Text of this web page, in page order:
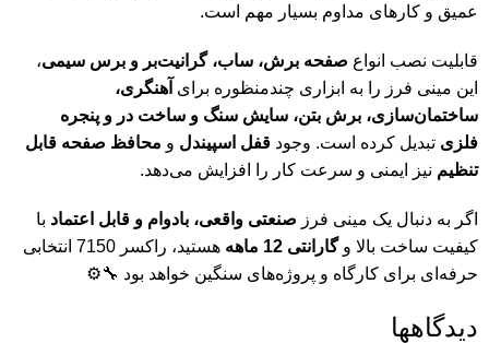
عمیق و کارهای مداوم بسیار مهم است.
قابلیت نصب انواع صفحه برش، ساب، گرانیت‌بر و برس سیمی،
این مینی فرز را به ابزاری چندمنظوره برای آهنگری،
ساختمان‌سازی، برش بتن، سایش سنگ و ساخت در و پنجره
فلزی تبدیل کرده است. وجود قفل اسپیندل و محافظ صفحه قابل
تنظیم نیز ایمنی و سرعت کار را افزایش می‌دهد.
اگر به دنبال یک مینی فرز صنعتی واقعی، بادوام و قابل اعتماد با
کیفیت ساخت بالا وگارانتی 12 ماهه
هستید، راکسر 7150 انتخابی
حرفه‌ای برای کارگاه و پروژه‌های سنگین خواهد بود 🔧⚙️
دیدگاهها